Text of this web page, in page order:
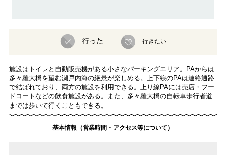
行った 行きたい
施設はトイレと自動販売機がある小さなパーキングエリア。PAからは
多々羅大橋を望む瀬戸内海の絶景が楽しめる。上下線のPAは連絡通路
で結ばれており、両方の施設を利用できる。上り線PAには売店・フー
ドコートなどの飲食施設がある。また、多々羅大橋の自転車歩行者道
までは歩いて行くこともできる。
基本情報（営業時間・アクセス等について）